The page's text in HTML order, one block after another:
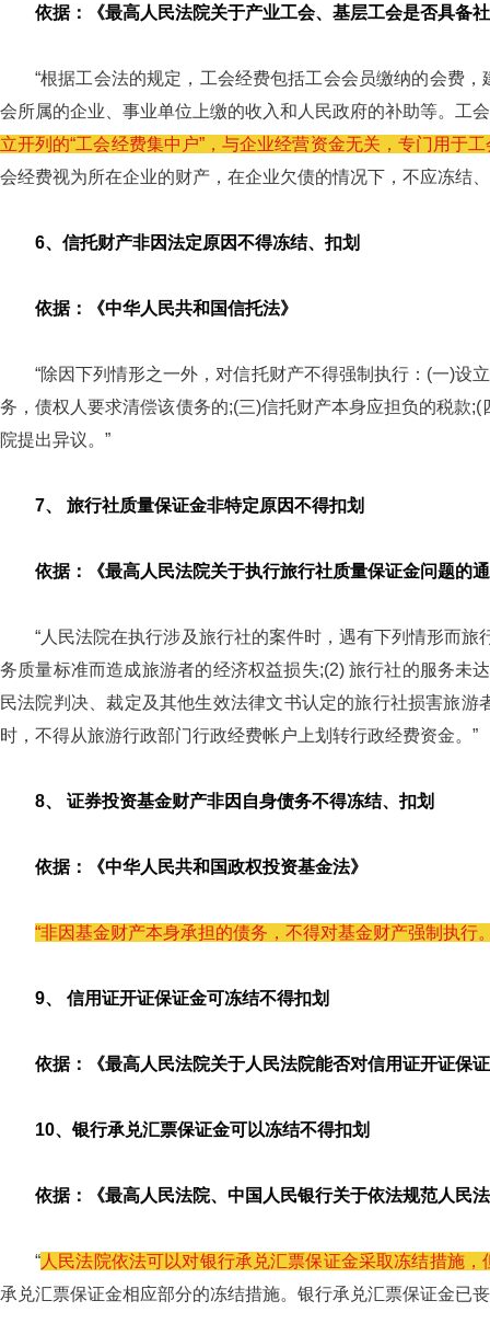
依据：《最高人民法院关于产业工会、基层工会是否具备
“根据工会法的规定，工会经费包括工会会员缴纳的会费
会所属的企业、事业单位上缴的收入和人民政府的补助等。工
立开列的“工会经费集中户”，与企业经营资金无关，专门用于
会经费视为所在企业的财产，在企业欠债的情况下，不应冻结
6、信托财产非因法定原因不得冻结、扣划
依据：《中华人民共和国信托法》
“除因下列情形之一外，对信托财产不得强制执行：(一)设
务，债权人要求清偿该债务的;(三)信托财产本身应担负的税款
院提出异议。”
7、 旅行社质量保证金非特定原因不得扣划
依据：《最高人民法院关于执行旅行社质量保证金问题的
“人民法院在执行涉及旅行社的案件时，遇有下列情形而
务质量标准而造成旅游者的经济权益损失;(2) 旅行社的服务未
民法院判决、裁定及其他生效法律文书认定的旅行社损害旅
时，不得从旅游行政部门行政经费帐户上划转行政经费资金。”
8、 证券投资基金财产非因自身债务不得冻结、扣划
依据：《中华人民共和国政权投资基金法》
“非因基金财产本身承担的债务，不得对基金财产强制执行
9、 信用证开证保证金可冻结不得扣划
依据：《最高人民法院关于人民法院能否对信用证开证保
10、银行承兑汇票保证金可以冻结不得扣划
依据：《最高人民法院、中国人民银行关于依法规范人民
“ 人民法院依法可以对银行承兑汇票保证金采取冻结措施，
承兑汇票保证金相应部分的冻结措施。银行承兑汇票保证金已